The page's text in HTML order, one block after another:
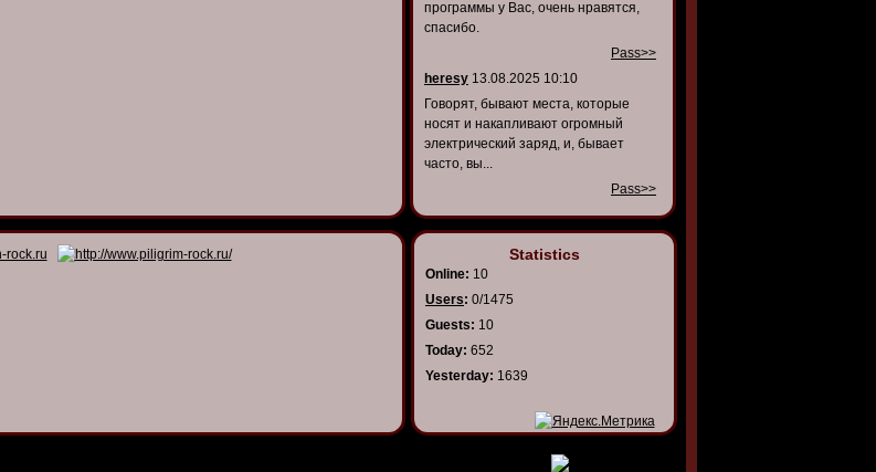
программы у Вас, очень нравятся,
спасибо.
Pass>>
heresy 13.08.2025 10:10
Говорят, бывают места, которые
носят и накапливают огромный
электрический заряд, и, бывает
часто, вы...
Pass>>
Statistics
Online: 10
Users: 0/1475
Guests: 10
Today: 652
Yesterday: 1639